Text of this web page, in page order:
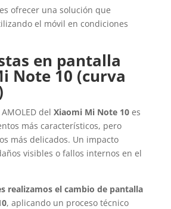
ofrecer una solución que
el móvil en condiciones
en pantalla
Note 10 (curva
del Xiaomi Mi Note 10es
más característicos, pero
más delicados. Un impacto
visibles o fallos internos en el
realizamos el cambio de pantalla
, aplicando un proceso técnico